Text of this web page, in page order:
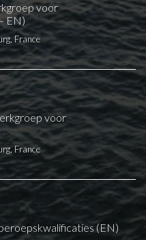
voor
EN)
France
voor
France
(EN)